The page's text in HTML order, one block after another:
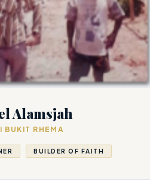
Alamsjah
BUKIT RHEMA
BUILDER OF FAITH